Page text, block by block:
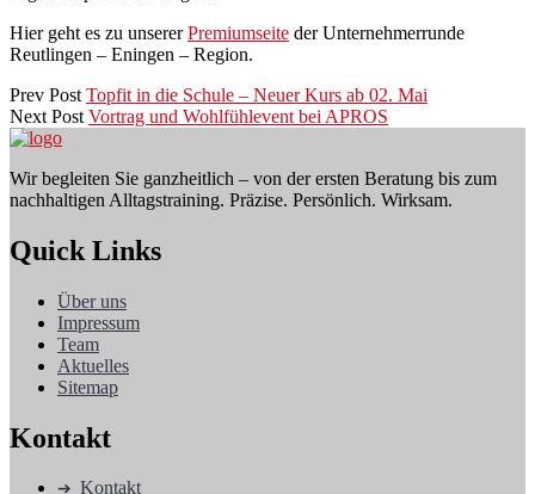
Hier geht es zu unsererPremiumseite der Unternehmerrunde
Reutlingen – Eningen – Region.
Prev Post Topfit in die Schule – Neuer Kurs ab 02. Mai
Next Post Vortrag und Wohlfühlevent bei APROS
Wir begleiten Sie ganzheitlich – von der ersten Beratung bis zum
nachhaltigen Alltagstraining. Präzise. Persönlich. Wirksam.
Quick Links
Über uns
Impressum
Team
Aktuelles
Sitemap
Kontakt
Kontakt